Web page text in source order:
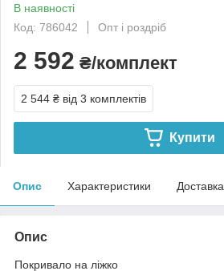
В наявності
Код: 786042
Опт і роздріб
2 592 ₴/комплект
2 544 ₴ від 3 комплектів
Купити
Опис Характеристики Доставка
Опис
Покривало на ліжко